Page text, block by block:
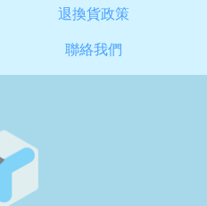
退換貨政策
聯絡我們